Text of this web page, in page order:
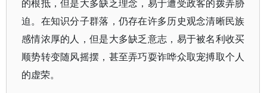
的根抵，但是大多缺乏理念，易于遭受政客的拨弄胁
迫。在知识分子群落，仍存在许多历史观念清晰民族
感情浓厚的人，但是大多缺乏意志，易于被名利收买
顺势转变随风摇摆，甚至弄巧耍诈哗众取宠搏取个人
的虚荣。